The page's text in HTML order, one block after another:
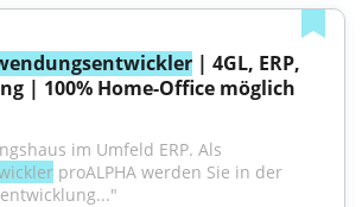
| 4GL, ERP,
| 100% Home-Office möglich
proALPHA werden Sie in der